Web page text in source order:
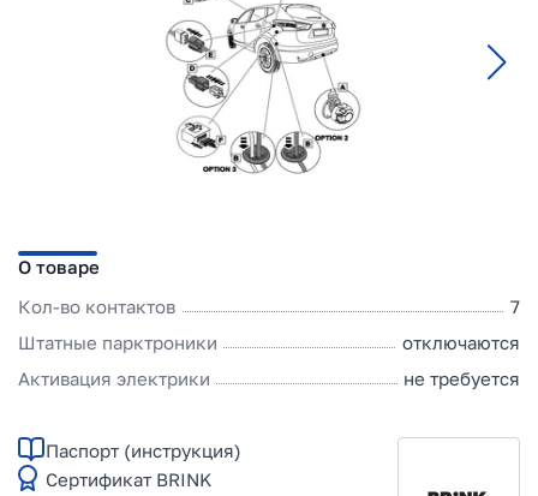
О товаре
Кол-во контактов
7
Штатные парктроники
отключаются
Активация электрики
не требуется
Паспорт (инструкция)
Сертификат BRINK